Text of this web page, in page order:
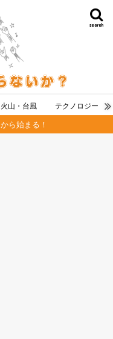
search
山・台風 テクノロジー
ら始まる！